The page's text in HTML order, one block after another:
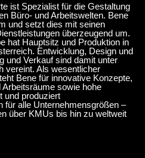
ist Spezialist für die Gestaltung
Büro- und Arbeitswelten. Bene
und setzt dies mit seinen
überzeugend um.
hat Hauptsitz und Produktion in
Entwicklung, Design und
und Verkauf sind damit unter
vereint. Als wesentlicher
Bene für innovative Konzepte,
sowie hohe
und produziert
für alle Unternehmensgrößen –
über KMUs bis hin zu weltweit